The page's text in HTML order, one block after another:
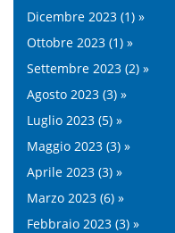
Dicembre 2023 (1) »
Ottobre 2023 (1) »
Settembre 2023 (2) »
Agosto 2023 (3) »
Luglio 2023 (5) »
Maggio 2023 (3) »
Aprile 2023 (3) »
Marzo 2023 (6) »
Febbraio 2023 (3) »